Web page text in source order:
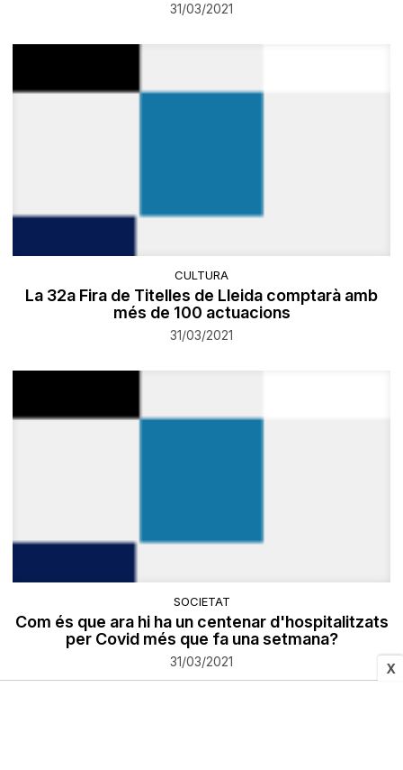
X
31/03/2021
CULTURA
La 32a Fira de Titelles de Lleida comptarà amb
més de 100 actuacions
31/03/2021
SOCIETAT
Com és que ara hi ha un centenar d'hospitalitzats
per Covid més que fa una setmana?
31/03/2021